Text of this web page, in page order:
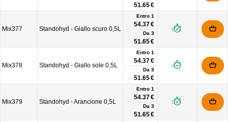
51.65 €
Mix377 Standohyd - Giallo scuro 0,5L
Entro 1
54.37 €
Da 3
51.65 €
Mix378 Standohyd - Giallo sole 0,5L
Entro 1
54.37 €
Da 3
51.65 €
Mix379 Standohyd - Arancione 0,5L
Entro 1
54.37 €
Da 3
51.65 €